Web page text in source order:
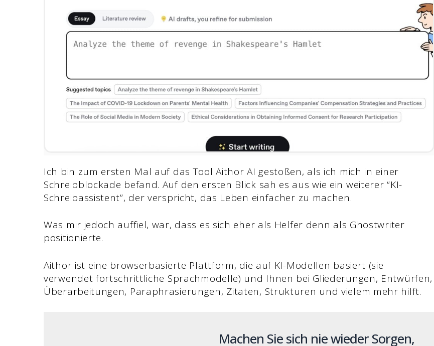
Ich bin zum ersten Mal auf das Tool Aithor AI gestoßen, als ich mich in einer
Schreibblockade befand. Auf den ersten Blick sah es aus wie ein weiterer “KI-
Schreibassistent”, der verspricht, das Leben einfacher zu machen.
Was mir jedoch auffiel, war, dass es sich eher als Helfer denn als Ghostwriter
positionierte.
Aithor ist eine browserbasierte Plattform, die auf KI-Modellen basiert (sie
verwendet fortschrittliche Sprachmodelle) und Ihnen bei Gliederungen, Entwürfen,
Überarbeitungen, Paraphrasierungen, Zitaten, Strukturen und vielem mehr hilft.
Machen Sie sich nie wieder Sorgen,